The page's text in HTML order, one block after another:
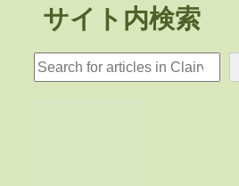
サイト内検索
検
索